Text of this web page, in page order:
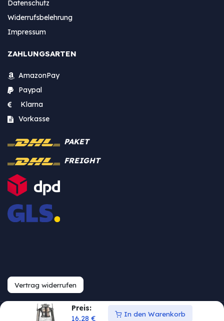
Preis:
16,28 €
In den Warenkorb
Datenschutz
Widerrufsbelehrung
Impressum
ZAHLUNGSARTEN
AmazonPay
Paypal
Klarna
Vorkasse
PAKET
FREIGHT
Vertrag widerrufen
Urheberrecht © Westfalia